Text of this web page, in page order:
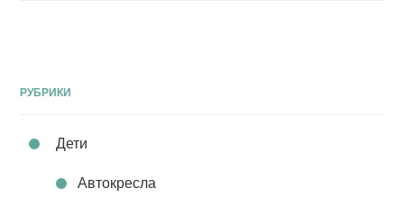
РУБРИКИ
Дети
Автокресла